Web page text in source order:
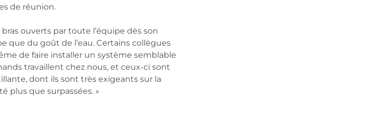
de réunion.
ouverts par toute l’équipe dès son
que du goût de l’eau. Certains collègues
de faire installer un système semblable
travaillent chez nous, et ceux-ci sont
dont ils sont très exigeants sur la
plus que surpassées. »